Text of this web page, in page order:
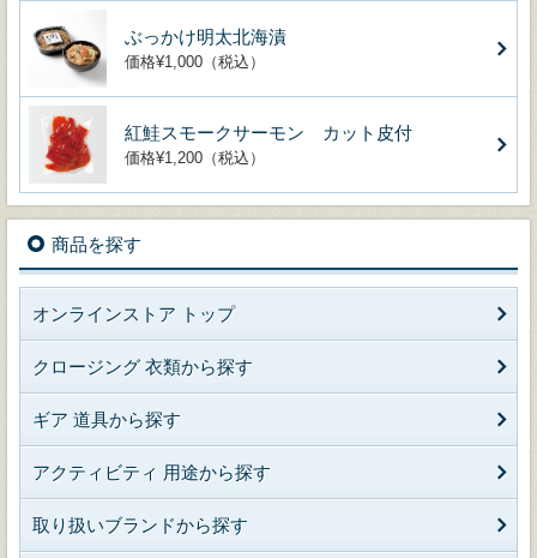
ぶっかけ明太北海漬
価格¥1,000（税込）
紅鮭スモークサーモン カット皮付
価格¥1,200（税込）
商品を探す
オンラインストア トップ
クロージング 衣類から探す
ギア 道具から探す
アクティビティ 用途から探す
取り扱いブランドから探す